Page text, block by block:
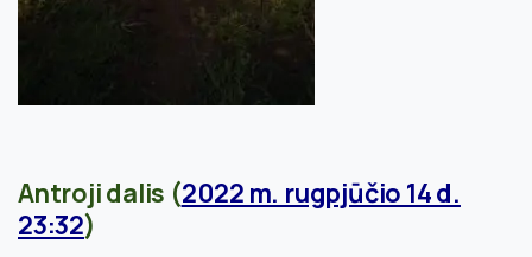
Antroji dalis (2022 m. rugpjūčio 14 d.
23:32)